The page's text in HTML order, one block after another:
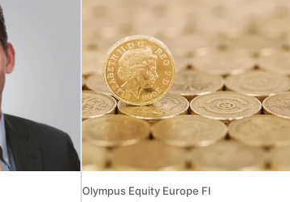
Olympus Equity Europe FI